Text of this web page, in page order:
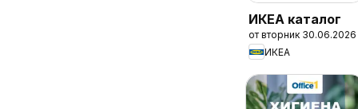
ИКЕА каталог
от вторник 30.06.2026
ИКЕА